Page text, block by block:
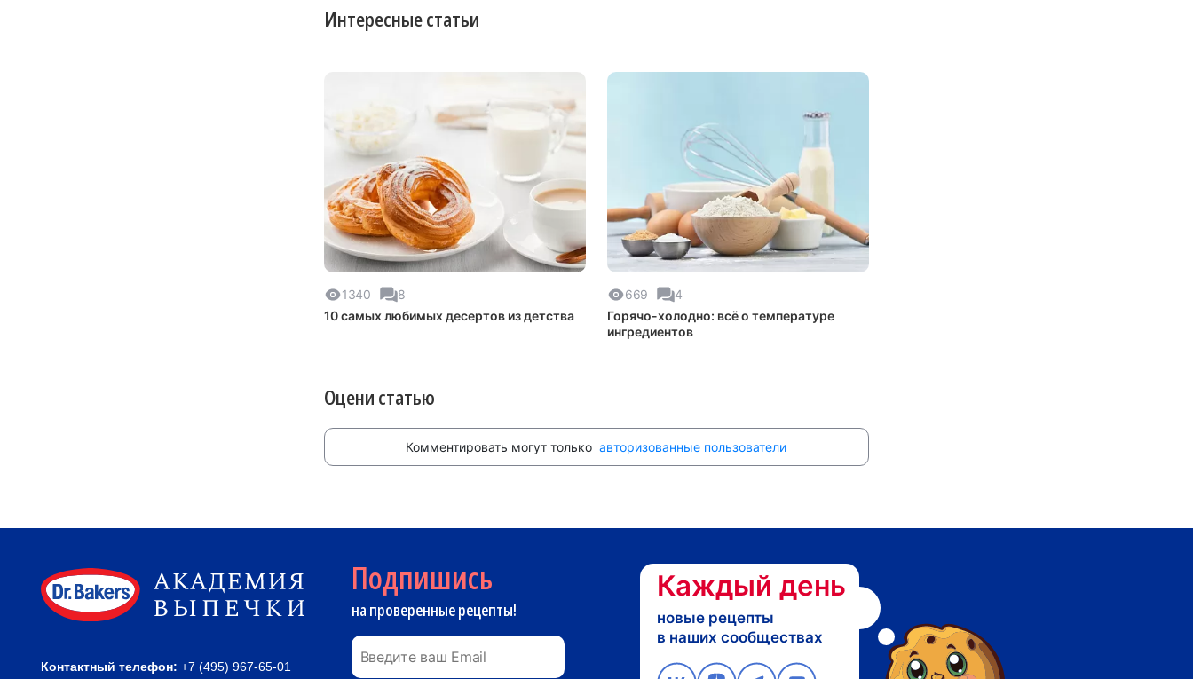
Интересные статьи
1340
8
10 самых любимых десертов из детства
669
4
Горячо-холодно: всё о температуре
ингредиентов
Оцени статью
Комментировать могут толькоавторизованные пользователи
Контактный телефон: +7 (495) 967-65-01
Подпишись
на проверенные рецепты!
Каждый день
новые рецепты
в наших сообществах